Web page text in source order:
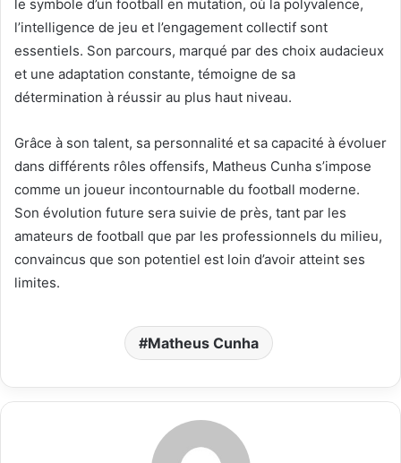
le symbole d’un football en mutation, où la polyvalence,
l’intelligence de jeu et l’engagement collectif sont
essentiels. Son parcours, marqué par des choix audacieux
et une adaptation constante, témoigne de sa
détermination à réussir au plus haut niveau.
Grâce à son talent, sa personnalité et sa capacité à évoluer
dans différents rôles offensifs, Matheus Cunha s’impose
comme un joueur incontournable du football moderne.
Son évolution future sera suivie de près, tant par les
amateurs de football que par les professionnels du milieu,
convaincus que son potentiel est loin d’avoir atteint ses
limites.
Matheus Cunha